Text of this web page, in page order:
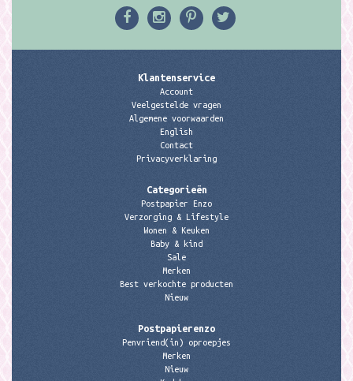
Klantenservice
Account
Veelgestelde vragen
Algemene voorwaarden
English
Contact
Privacyverklaring
Categorieën
Postpapier Enzo
Verzorging & Lifestyle
Wonen & Keuken
Baby & kind
Sale
Merken
Best verkochte producten
Nieuw
Postpapierenzo
Penvriend(in) oproepjes
Merken
Nieuw